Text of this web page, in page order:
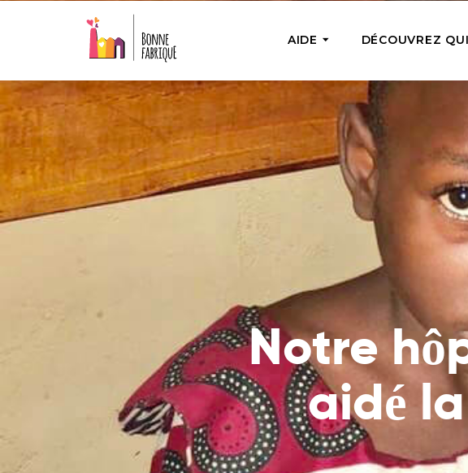
AIDE
AIDE PONCTUELLE
Aide urgente
Fournir de l’aide là où elle
nécessaire en ce
Bienfaisance24
Achetez pour les
besoin sur notre marché
actions
DÉCOUVREZ
que vous
Comment
Nous
et
que cela
Ce que
Lisez les
nous avons
Où nous
Consultez
aide parvient
Rapports
Vérifiez
dons
Notre
aidé